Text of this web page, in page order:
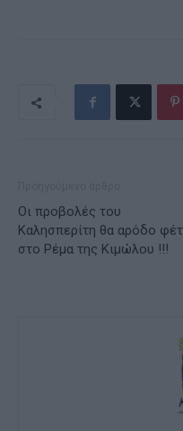
Οι προβολές του
Καλησπερίτη θα αρόδο
στο Ρέμα της Κιμώλου !!!